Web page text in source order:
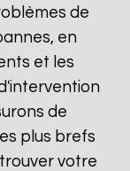
de
en
et les
de
plus brefs
votre